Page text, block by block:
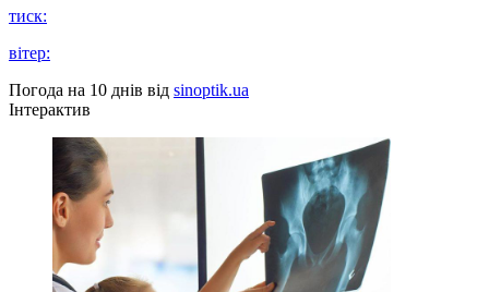
тиск:
вітер:
Погода на 10 днів від sinoptik.ua
Інтерактив